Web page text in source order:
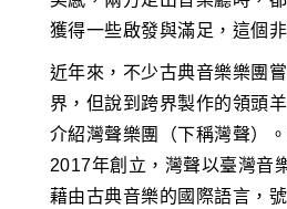
獲得一些啟發與滿足，這個非
近年來，不少古典音樂樂團
界，但說到跨界製作的領頭
介紹灣聲樂團（下稱灣聲）
2017年創立，灣聲以臺灣音
藉由古典音樂的國際語言，